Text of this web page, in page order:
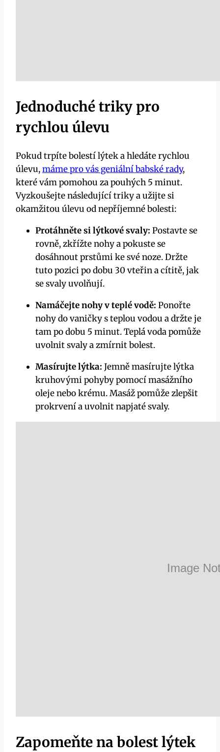
Jednoduché triky pro
rychlou úlevu
Pokud trpíte ‌bolestí lýtek⁣ a hledáte ⁤rychlou
úlevu,máme pro vás geniální babské rady,‍
které vám pomohou za pouhých 5 minut.
Vyzkoušejte následující triky a užijte si
okamžitou úlevu ​od nepříjemné bolesti:
Protáhněte si lýtkové svaly: Postavte se
rovně, zkřížte nohy a pokuste se
dosáhnout prstůmi ke své noze. Držte
tuto pozici po dobu 30 vteřin a cítitě, jak
se svaly uvolňují.
Namáčejte nohy‍ v teplé vodě: Ponořte
nohy‍ do⁤ vaničky s teplou vodou ‌a držte je
tam po dobu 5 minut. Teplá voda pomůže
uvolnit svaly a zmírnit bolest.
Masírujte ⁢lýtka: Jemně masírujte lýtka
kruhovými ⁢pohyby pomocí masážního
oleje ⁢nebo ⁣krému. Masáž pomůže zlepšit
prokrvení a uvolnit napjaté svaly.
Zapomeňte na bolest lýtek